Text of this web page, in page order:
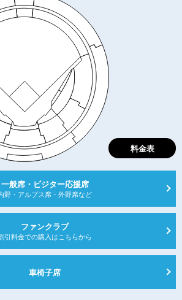
料金表
一般席・ビジター応援席
野・アルプス席・外野席など
ファンクラブ
引料⾦での購⼊はこちらから
車椅子席